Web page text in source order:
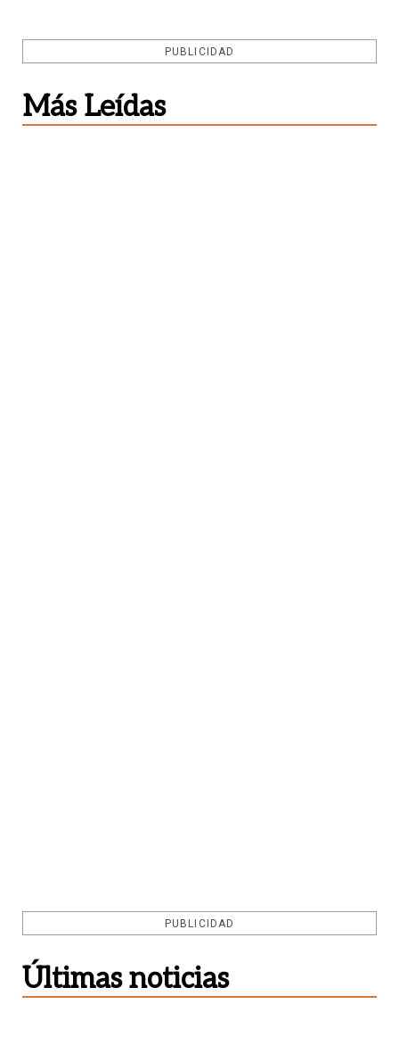
PUBLICIDAD
Más Leídas
PUBLICIDAD
Últimas noticias